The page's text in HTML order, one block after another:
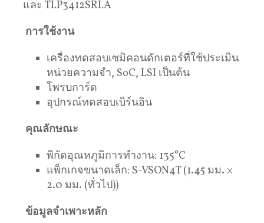
และ TLP3412SRLA
การใช้งาน
เครื่องทดสอบเซมิคอนดักเตอร์ที่ใช้ประเมิน
หน่วยความจำ, SoC, LSI เป็นต้น
โพรบการ์ด
อุปกรณ์ทดสอบเบิร์นอิน
คุณลักษณะ
พิกัดอุณหภูมิการทำงาน: 135°C
แพ็กเกจขนาดเล็ก: S-VSON4T (1.45 มม. ×
2.0 มม. (ทั่วไป))
ข้อมูลจำเพาะหลัก